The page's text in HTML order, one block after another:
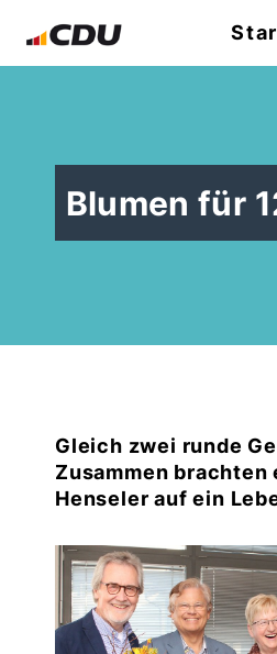
Blumen für
Gleich zwei runde
Zusammen brachten
Henseler auf ein